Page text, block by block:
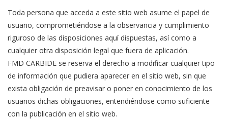
Toda persona que acceda a este sitio web asume el papel de
usuario, comprometiéndose a la observancia y cumplimiento
riguroso de las disposiciones aquí dispuestas, así como a
cualquier otra disposición legal que fuera de aplicación.
FMD CARBIDE se reserva el derecho a modificar cualquier tipo
de información que pudiera aparecer en el sitio web, sin que
exista obligación de preavisar o poner en conocimiento de los
usuarios dichas obligaciones, entendiéndose como suficiente
con la publicación en el sitio web.